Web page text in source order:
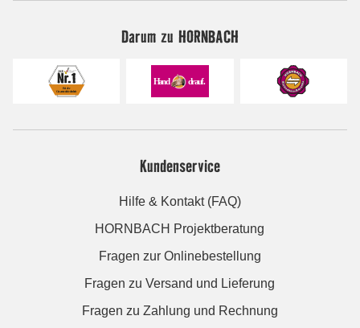
Darum zu HORNBACH
Kundenservice
Hilfe & Kontakt (FAQ)
HORNBACH Projektberatung
Fragen zur Onlinebestellung
Fragen zu Versand und Lieferung
Fragen zu Zahlung und Rechnung